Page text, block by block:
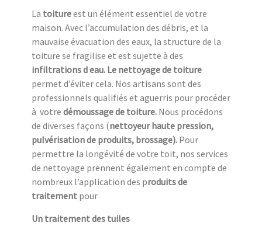
La toitureest un élément essentiel de votre
maison. Avec l’accumulation des débris, et la
mauvaise évacuation des eaux, la structure de la
toiture se fragilise et est sujette à des
infiltrations d eau. Le nettoyage de toiture
permet d’éviter cela. Nos artisans sont des
professionnels qualifiés et aguerris pour procéder
à votre démoussage de toiture. Nous procédons
de diverses façons (nettoyeur haute pression,
pulvérisation de produits, brossage). Pour
permettre la longévité de votre toit, nos services
de nettoyage prennent également en compte de
nombreux l’application des produits de
traitement pour
Un traitement des tuiles